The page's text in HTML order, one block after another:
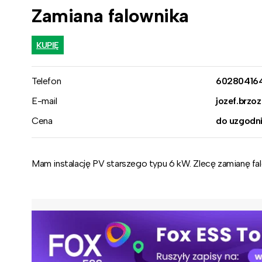
Zamiana falownika
KUPIĘ
Telefon
E-mail
Cena
do
Mam instalację PV starszego typu 6 kW. Zlecę zamianę